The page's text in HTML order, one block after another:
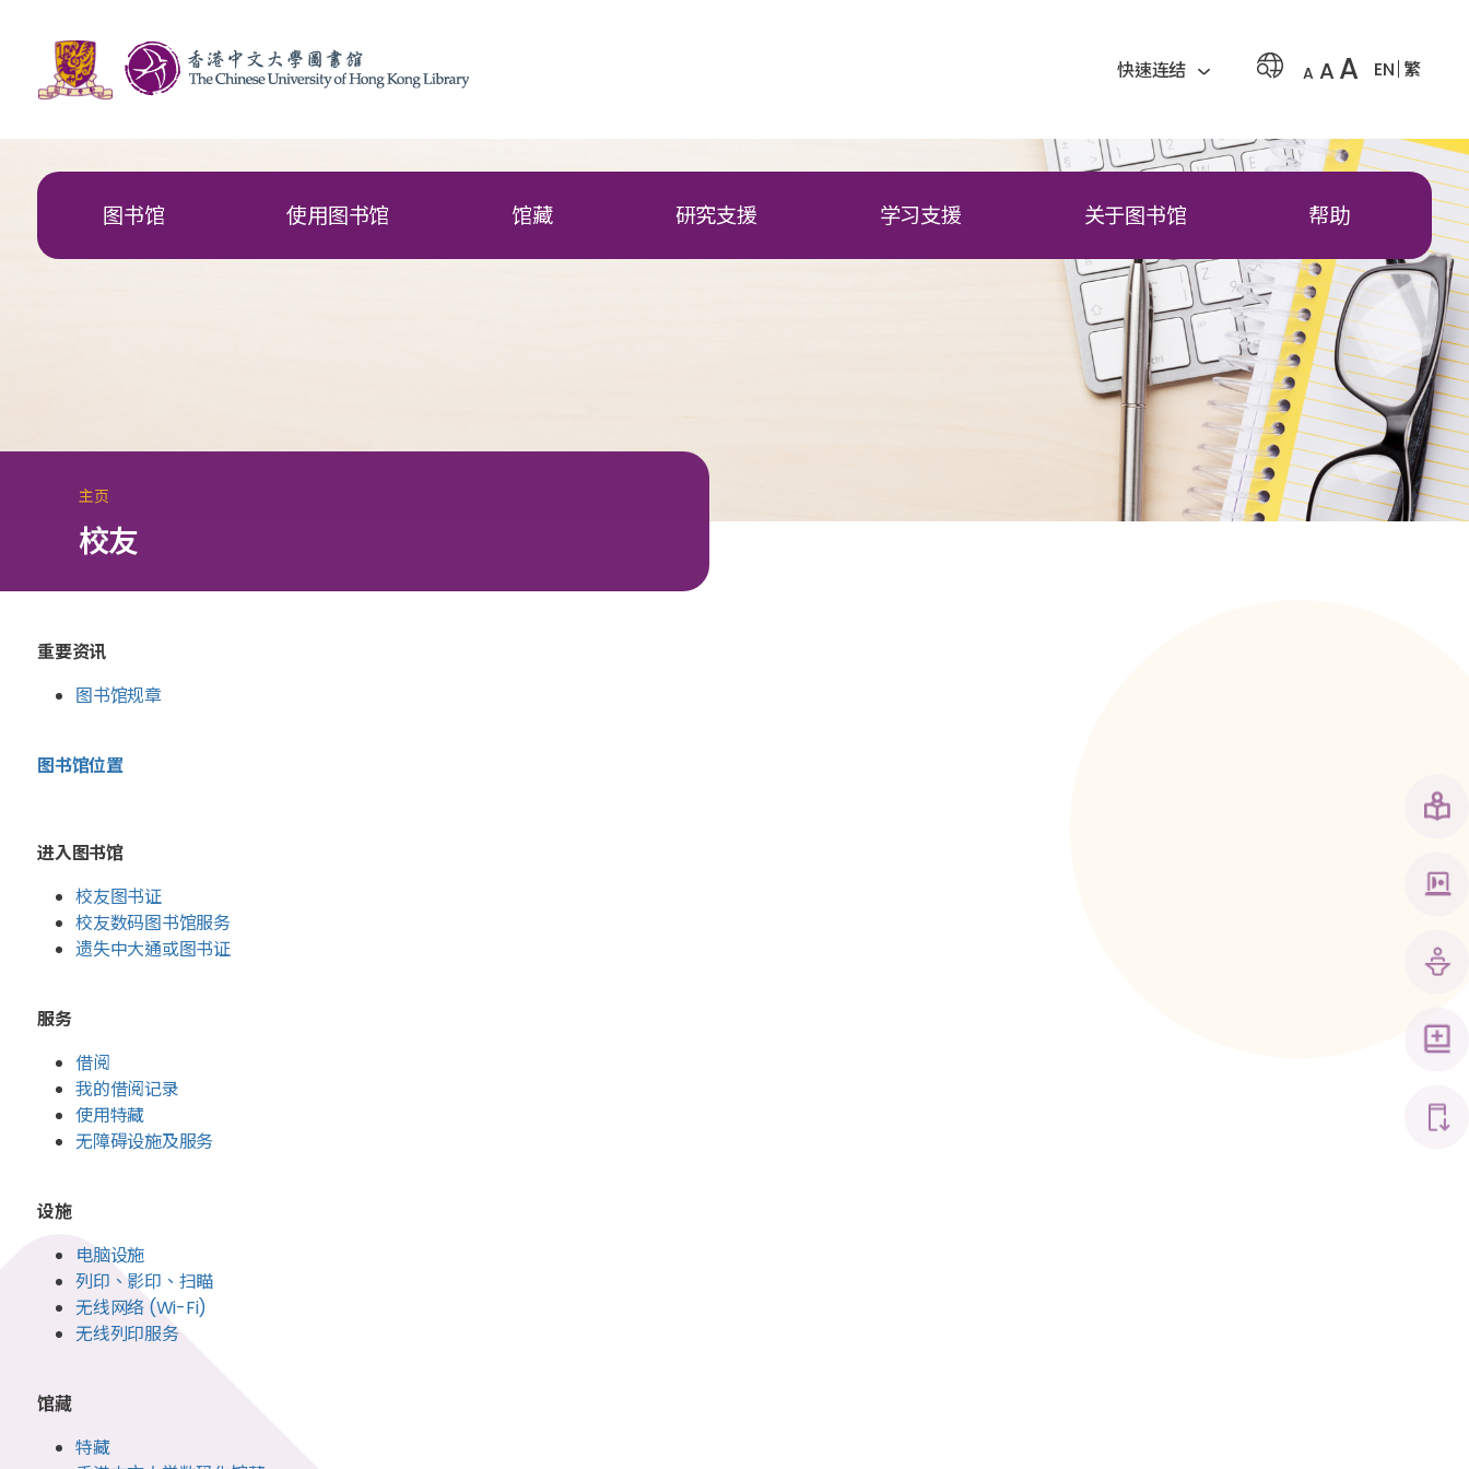
快速连结 A A A EN 繁
图书馆 使用图书馆 馆藏 研究支援 学习支援 关于图书馆 帮助
主页
校友
重要资讯
图书馆规章
图书馆位置
进入图书馆
校友图书证
校友数码图书馆服务
遗失中大通或图书证
服务
借阅
我的借阅记录
使用特藏
无障碍设施及服务
设施
电脑设施
列印、影印、扫瞄
无线网络 (Wi-Fi)
无线列印服务
馆藏
特藏